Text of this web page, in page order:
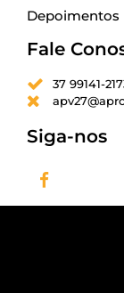
Depoimentos
Fale
37 99141-
Siga-nos